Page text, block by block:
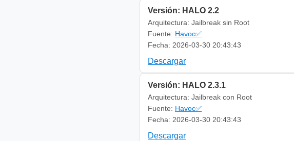
Versión: HALO 2.2
Arquitectura: Jailbreak sin Root
Fuente: Havoc✅
Fecha: 2026-03-30 20:43:43
Descargar
Versión: HALO 2.3.1
Arquitectura: Jailbreak con Root
Fuente: Havoc✅
Fecha: 2026-03-30 20:43:43
Descargar